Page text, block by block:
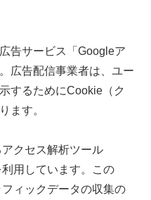
告サービス「Googleア
広告配信事業者は、ユー
するためにCookie（ク
ます。
クセス解析ツール
利用しています。この
ィックデータの収集の